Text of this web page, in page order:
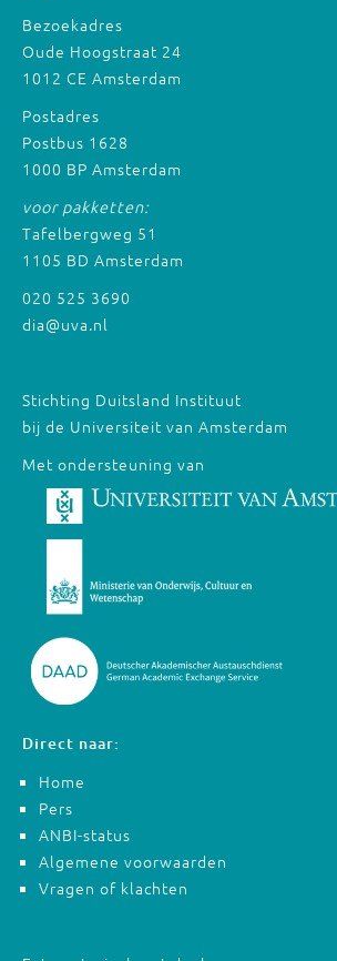
Bezoekadres
Oude Hoogstraat 24
1012 CE Amsterdam
Postadres
Postbus 1628
1000 BP Amsterdam
voor pakketten:
Tafelbergweg 51
1105 BD Amsterdam
020 525 3690
dia@uva.nl
Stichting Duitsland Instituut
bij de Universiteit van Amsterdam
Met ondersteuning van
Direct naar:
Home
Pers
ANBI-status
Algemene voorwaarden
Vragen of klachten